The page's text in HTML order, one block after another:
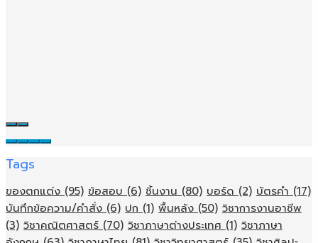
Tags
ของตกแต่ง (95) ข้อสอบ (6) ชิ้นงาน (80) บอร์ด (2) บัตรคำ (17)
บันทึกข้อความ/คำสั่ง (6) ปก (1) พื้นหลัง (50) วิชาการงานอาชีพ
(3) วิชาคณิตศาสตร์ (70) วิชาภาษาต่างประเทศ (1) วิชาภาษา